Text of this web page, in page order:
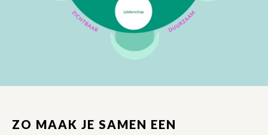
ZO MAAK JE SAMEN EEN